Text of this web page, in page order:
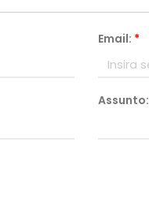
Email: *
Assunto: